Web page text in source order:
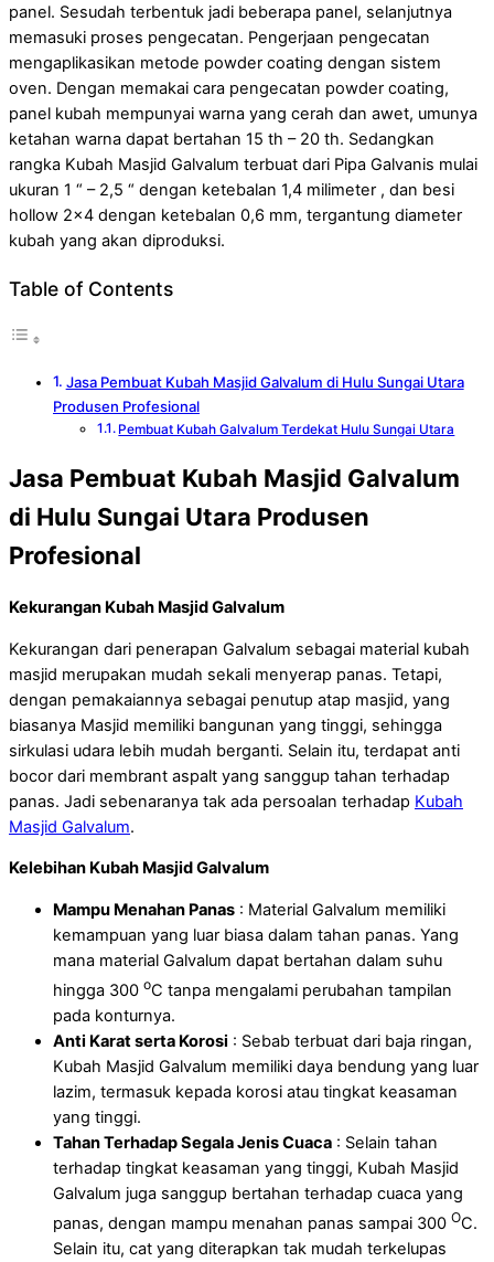
panel. Sesudah terbentuk jadi beberapa panel, selanjutnya
memasuki proses pengecatan. Pengerjaan pengecatan
mengaplikasikan metode powder coating dengan sistem
oven. Dengan memakai cara pengecatan powder coating,
panel kubah mempunyai warna yang cerah dan awet, umunya
ketahan warna dapat bertahan 15 th – 20 th. Sedangkan
rangka Kubah Masjid Galvalum terbuat dari Pipa Galvanis mulai
ukuran 1 “ – 2,5 “ dengan ketebalan 1,4 milimeter , dan besi
hollow 2×4 dengan ketebalan 0,6 mm, tergantung diameter
kubah yang akan diproduksi.
Table of Contents
Jasa Pembuat Kubah Masjid Galvalum di Hulu Sungai Utara
Produsen Profesional
Pembuat Kubah Galvalum Terdekat Hulu Sungai Utara
Jasa Pembuat Kubah Masjid Galvalum
di Hulu Sungai Utara Produsen
Profesional
Kekurangan Kubah Masjid Galvalum
Kekurangan dari penerapan Galvalum sebagai material kubah
masjid merupakan mudah sekali menyerap panas. Tetapi,
dengan pemakaiannya sebagai penutup atap masjid, yang
biasanya Masjid memiliki bangunan yang tinggi, sehingga
sirkulasi udara lebih mudah berganti. Selain itu, terdapat anti
bocor dari membrant aspalt yang sanggup tahan terhadap
panas. Jadi sebenaranya tak ada persoalan terhadap Kubah
Masjid Galvalum.
Kelebihan Kubah Masjid Galvalum
Mampu Menahan Panas : Material Galvalum memiliki
kemampuan yang luar biasa dalam tahan panas. Yang
mana material Galvalum dapat bertahan dalam suhu
hingga 300 oC tanpa mengalami perubahan tampilan
pada konturnya.
Anti Karat serta Korosi : Sebab terbuat dari baja ringan,
Kubah Masjid Galvalum memiliki daya bendung yang luar
lazim, termasuk kepada korosi atau tingkat keasaman
yang tinggi.
Tahan Terhadap Segala Jenis Cuaca : Selain tahan
terhadap tingkat keasaman yang tinggi, Kubah Masjid
Galvalum juga sanggup bertahan terhadap cuaca yang
panas, dengan mampu menahan panas sampai 300 OC.
Selain itu, cat yang diterapkan tak mudah terkelupas